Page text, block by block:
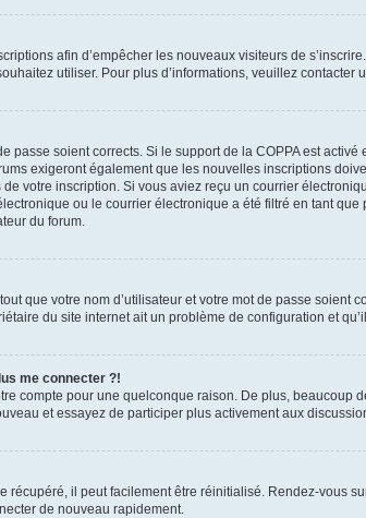
afin d’empêcher les nouveaux visiteurs de
utiliser. Pour plus d’informations, veuillez contacter
passe soient corrects. Si le support de la COPPA est
exigeront également que les nouvelles inscriptions
votre inscription. Si vous aviez reçu un courrier
ou le courrier électronique a été filtré en tant
du forum.
que votre nom d’utilisateur et votre mot de passe soient
du site internet ait un problème de configuration et
me connecter ?!
compte pour une quelconque raison. De plus,
et essayez de participer plus activement aux
récupéré, il peut facilement être réinitialisé. Rendez-vous
de nouveau rapidement.